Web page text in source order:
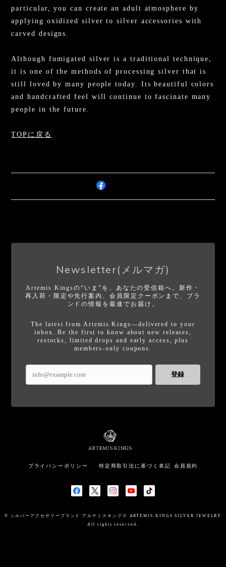
particular, you can create an adult atmosphere by
applying oxidized silver to silver accessories with
carved designs.
Although fumigated silver is a traditional technique,
it is one of the methods of processing silver that is
still loved by many people today. Its beautiful colors
and handcrafted feel will continue to fascinate many
people in the future.
TOPに戻る
Newsletter(メルマガ)
Artemis Kingsの“いま”を、あなたの受信箱へ。新作・
再入荷・限定や先行案内、会員限定クーポンまで、ブラ
ンドの情報を最速でお届け。
The latest from Artemis Kings—delivered to your
inbox. Be the first to know about new releases,
restocks, limited drops and early access, plus
members-only coupons.
登録
プライバシーポリシー 特定商取引法に基づく表記 会員規約
© シルバーアクセサリーブランド アルテミスキングス ARTEMIS KINGS SILVER JEWELRY
All rights reserved.